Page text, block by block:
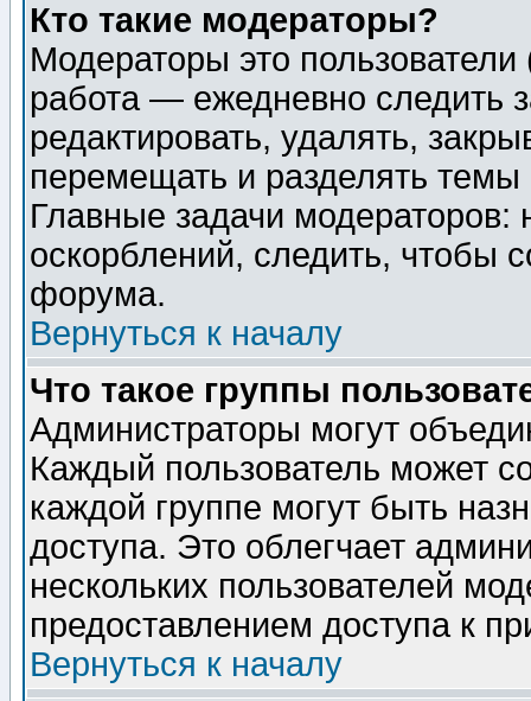
Кто такие модераторы?
Модераторы это
работа — ежедневно следить
редактировать, удалять,
перемещать и разделять
Главные задачи
оскорблений, следить, чтобы
форума.
Вернуться к началу
Что такое группы
Администраторы могут
Каждый пользователь может
каждой группе могут быть
доступа. Это облегчает
нескольких пользователей
предоставлением доступа к
Вернуться к началу